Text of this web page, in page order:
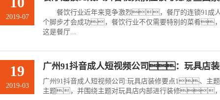
2019-07
餐饮行业近年来竞争激烈，餐厅的连锁91成
个脚步才会成功，餐饮行业不仅需要特别的菜肴
这是餐厅...
19
2019-03
广州91抖音成人短视频公司：玩具店装
广州91抖音成人短视频公司:玩具店装修要点1、主
主题，并围绕主题对玩具店内部进行装修，